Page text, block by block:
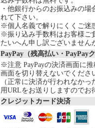
・他銀行からのお振込みの場
れて下さい。
※個人名義で解りにくくご迷
※振り込み手数料はお客様ご
たいへん申し訳ございません
PayPay（残高払い・PayPay
※注意 PayPayの決済画面に
画面を切り替えないでくださ
（正常に決済が行われなか
用URLをお送りしますのでお
クレジットカード決済